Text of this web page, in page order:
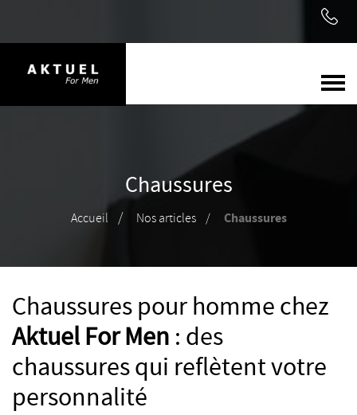
Chaussures
Accueil Nos articles Chaussures
Chaussures pour homme chez
Aktuel For Men : des
chaussures qui reflètent votre
personnalité